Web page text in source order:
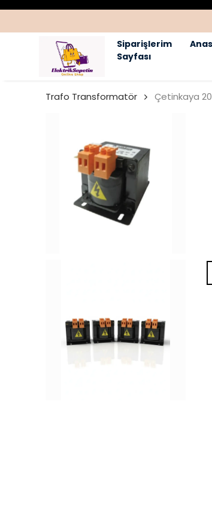
Siparişlerim
Sayfası
Trafo Transformatör Çetinkaya